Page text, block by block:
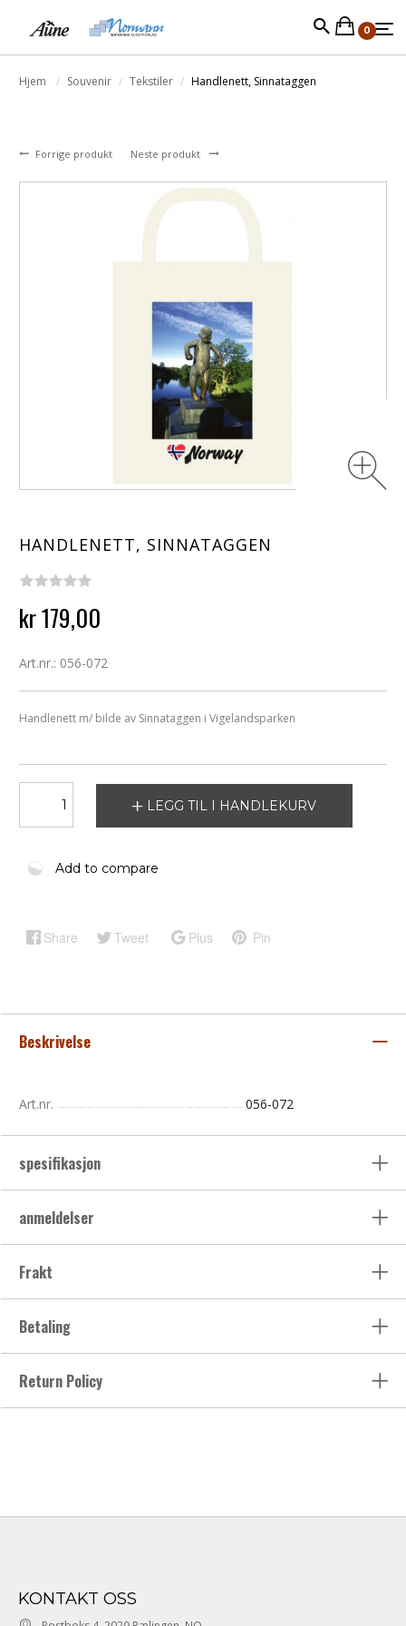
0
Hjem Souvenir Tekstiler Handlenett, Sinnataggen
Forrige produkt Neste produkt
HANDLENETT, SINNATAGGEN
kr 179,00
Art.nr.: 056-072
Handlenett m/ bilde av Sinnataggen i Vigelandsparken
LEGG TIL I HANDLEKURV
Add to compare
Share Tweet Plus Pin
Beskrivelse
Art.nr. 056-072
spesifikasjon
anmeldelser
Frakt
Betaling
Return Policy
KONTAKT OSS